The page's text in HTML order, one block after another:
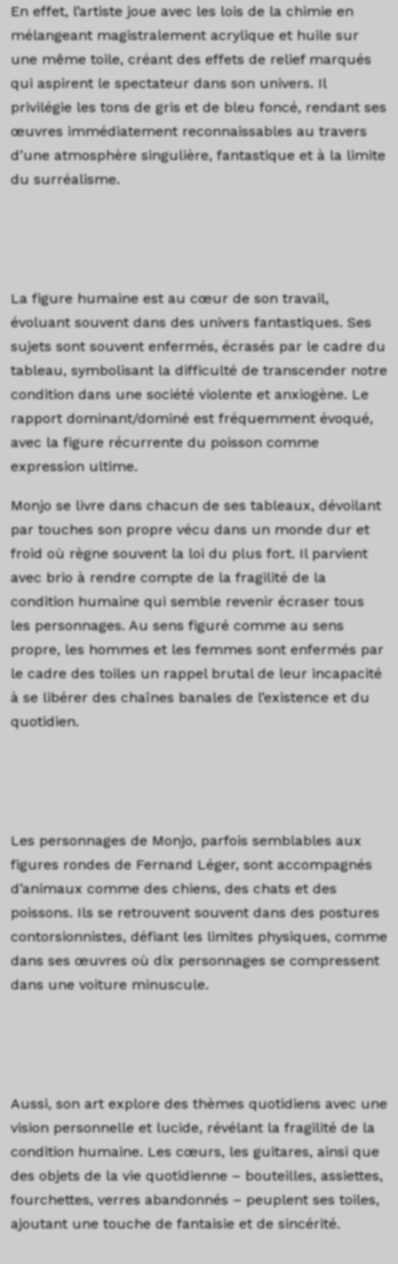
En effet, l’artiste joue avec les lois de la chimie en
mélangeant magistralement acrylique et huile sur
une même toile, créant des effets de relief marqués
qui aspirent le spectateur dans son univers. Il
privilégie les tons de gris et de bleu foncé, rendant ses
œuvres immédiatement reconnaissables au travers
d’une atmosphère singulière, fantastique et à la limite
du surréalisme.
La figure humaine est au cœur de son travail,
évoluant souvent dans des univers fantastiques. Ses
sujets sont souvent enfermés, écrasés par le cadre du
tableau, symbolisant la difficulté de transcender notre
condition dans une société violente et anxiogène. Le
rapport dominant/dominé est fréquemment évoqué,
avec la figure récurrente du poisson comme
expression ultime.
Monjo se livre dans chacun de ses tableaux, dévoilant
par touches son propre vécu dans un monde dur et
froid où règne souvent la loi du plus fort. Il parvient
avec brio à rendre compte de la fragilité de la
condition humaine qui semble revenir écraser tous
les personnages. Au sens figuré comme au sens
propre, les hommes et les femmes sont enfermés par
le cadre des toiles un rappel brutal de leur incapacité
à se libérer des chaînes banales de l’existence et du
quotidien.
Les personnages de Monjo, parfois semblables aux
figures rondes de Fernand Léger, sont accompagnés
d’animaux comme des chiens, des chats et des
poissons. Ils se retrouvent souvent dans des postures
contorsionnistes, défiant les limites physiques, comme
dans ses œuvres où dix personnages se compressent
dans une voiture minuscule.
Aussi, son art explore des thèmes quotidiens avec une
vision personnelle et lucide, révélant la fragilité de la
condition humaine. Les cœurs, les guitares, ainsi que
des objets de la vie quotidienne – bouteilles, assiettes,
fourchettes, verres abandonnés – peuplent ses toiles,
ajoutant une touche de fantaisie et de sincérité.